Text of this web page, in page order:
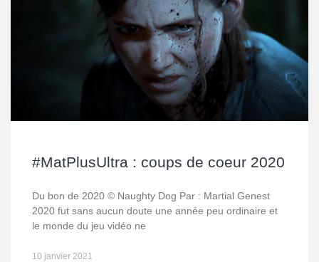
#MatPlusUltra : coups de coeur 2020
Du bon de 2020 © Naughty Dog Par : Martial Genest
2020 fut sans aucun doute une année peu ordinaire et
le monde du jeu vidéo ne
10 janvier 2021